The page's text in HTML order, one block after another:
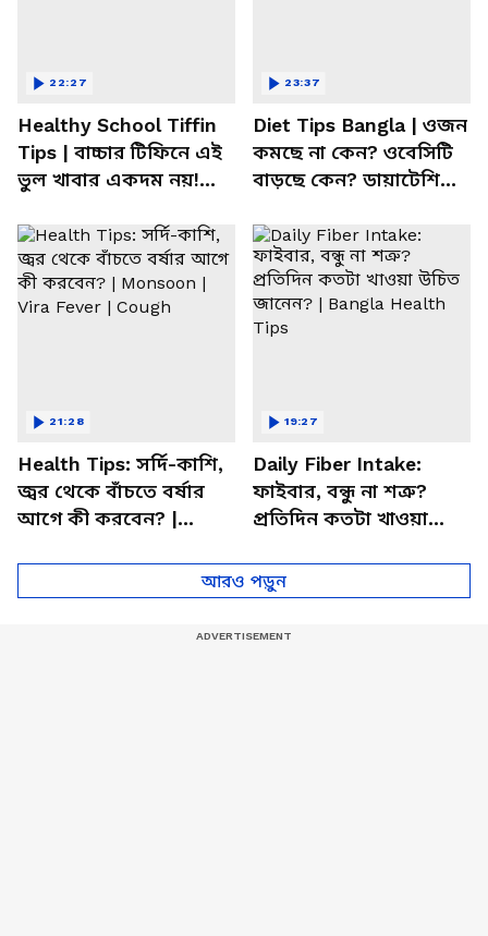
Healthy School Tiffin
Tips | বাচ্চার টিফিনে এই
ভুল খাবার একদম নয়!
22:27
Diet Tips Bangla | ওজন
কমছে না কেন? ওবেসিটি
বাড়ছে কেন? ডায়াটেশিয়ান
23:37
Health Tips: সর্দি-কাশি,
জ্বর থেকে বাঁচতে বর্ষার
আগে কী করবেন? |
21:28
Daily Fiber Intake:
ফাইবার, বন্ধু না শত্রু?
প্রতিদিন কতটা খাওয়া
Health Tips
19:27
আরও পড়ুন